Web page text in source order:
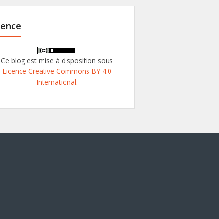
Ce blog est mise à disposition sous
Licence Creative Commons BY 4.0
International.